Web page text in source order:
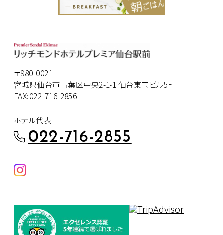
〒980-0021
宮城県仙台市青葉区中央2-1-1 仙台東宝ビル5F
FAX:022-716-2856
ホテル代表
022-716-2855